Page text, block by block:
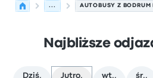
... AUTOBUSY Z BODRUM
Najbliższe
Dziś,
Jutro,
wt.,
śr.,